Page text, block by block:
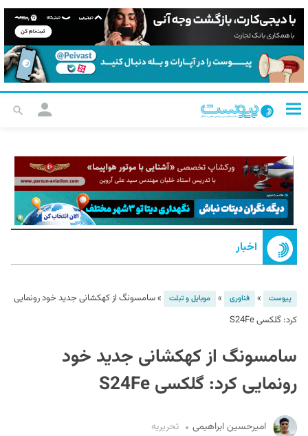
اخبار
پیوست » فناوری » موبایل و تبلت »سامسونگ از کهکشانی جدید خود رونمایی
کرد: گلکسی S24Fe
سامسونگ از کهکشانی جدید خود
رونمایی کرد: گلکسی S24Fe
امیرحسین ابراهیمی تحریریه